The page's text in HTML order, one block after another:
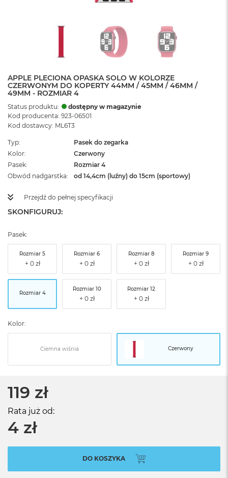
APPLE PLECIONA OPASKA SOLO W KOLORZE
CZERWONYM DO KOPERTY 44MM / 45MM / 46MM /
49MM - ROZMIAR 4
Status produktu:
dostępny w magazynie
Kod producenta: 923-06501
Kod dostawcy: ML6T3
Typ
Pasek do zegarka
Kolor
Czerwony
Pasek
Rozmiar 4
Obwód nadgarstka
od 14,4cm (luźny) do 15cm (sportowy)
Przejdź do pełnej specyfikacji
SKONFIGURUJ:
Pasek:
Rozmiar 5 Rozmiar 6 Rozmiar 8 Rozmiar 9
Rozmiar 4
Rozmiar 10 Rozmiar 12
Kolor:
Ciemna wiśnia Czerwony
119 zł
Rata już od:
4 zł
DO KOSZYKA